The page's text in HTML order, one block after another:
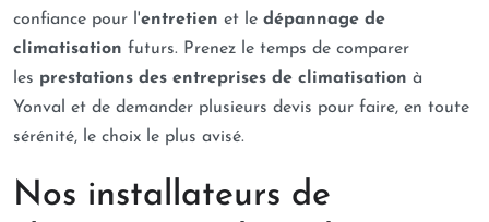
confiance pour l'entretien et le dépannage de
climatisation futurs. Prenez le temps de comparer
les prestations des entreprises de climatisation à
Yonval et de demander plusieurs devis pour faire, en toute
sérénité, le choix le plus avisé.
Nos installateurs de